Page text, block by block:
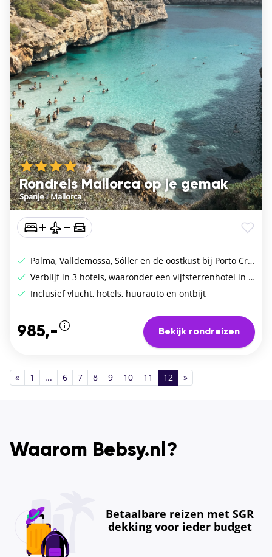
Rondreis Mallorca op je gemak
Spanje/Mallorca
Palma, Valldemossa, Sóller en de oostkust bij Porto Cristo
Verblijf in 3 hotels, waaronder een vijfsterrenhotel in Sóller
Inclusief vlucht, hotels, huurauto en ontbijt
985,- Bekijk rondreizen
« 1 ... 6 7 8 9 10 11 12 »
Waarom Bebsy.nl?
Betaalbare reizen met SGR
dekking voor ieder budget